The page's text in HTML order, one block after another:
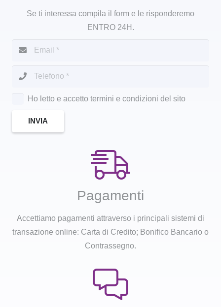
Se ti interessa compila il form e le risponderemo
ENTRO 24H.
Ho letto e accetto termini e condizioni del sito
INVIA
Pagamenti
Accettiamo pagamenti attraverso i principali sistemi di
transazione online: Carta di Credito; Bonifico Bancario o
Contrassegno.